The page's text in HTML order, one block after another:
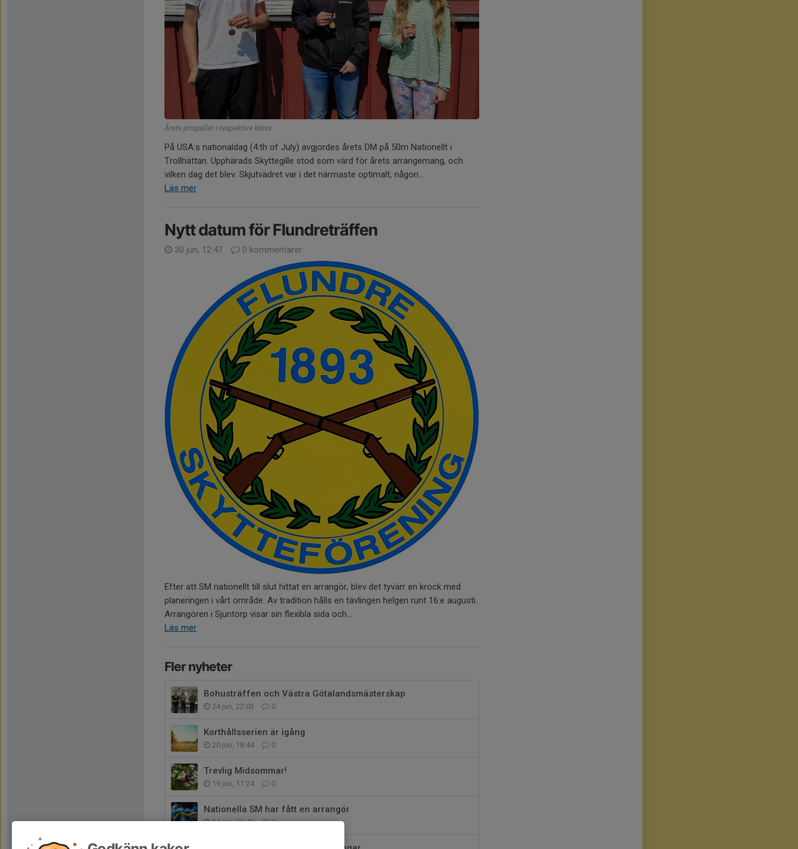
Årets prispallar i respektive klass.
På USA:s nationaldag (4:th of July) avgjordes årets DM på 50m Nationellt i
Trollhättan. Upphärads Skyttegille stod som värd för årets arrangemang, och
vilken dag det blev. Skjutvädret var i det närmaste optimalt, någon...
Läs mer
Nytt datum för Flundreträffen
30 jun, 12:47 0 kommentarer
Efter att SM nationellt till slut hittat en arrangör, blev det tyvärr en krock med
planeringen i vårt område. Av tradition hålls en tävlingen helgen runt 16:e augusti.
Arrangören i Sjuntorp visar sin flexibla sida och...
Läs mer
Fler nyheter
Bohusträffen och Västra Götalandsmästerskap
24 jun, 22:03 0
Korthållsserien är igång
20 jun, 18:44 0
Trevlig Midsommar!
19 jun, 11:24 0
Nationella SM har fått en arrangör
14 jun, 11:42 0